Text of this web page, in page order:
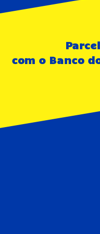
com o Banco